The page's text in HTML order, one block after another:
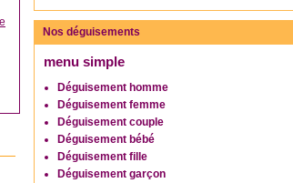
Nos déguisements
menu simple
Déguisement homme
Déguisement femme
Déguisement couple
Déguisement bébé
Déguisement fille
Déguisement garçon